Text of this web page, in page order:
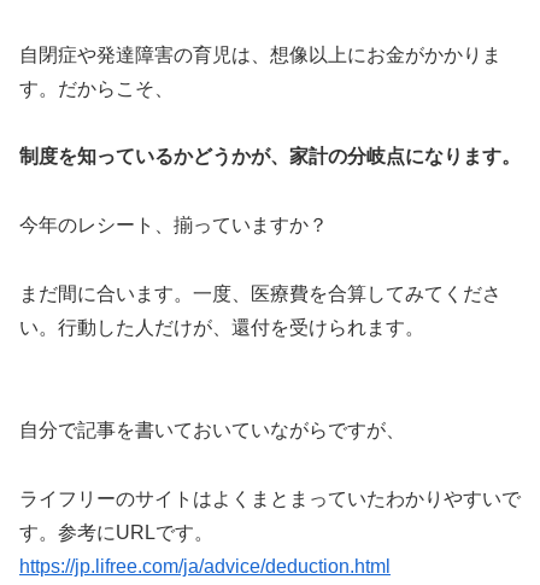
自閉症や発達障害の育児は、想像以上にお金がかかりま
す。だからこそ、
制度を知っているかどうかが、家計の分岐点になります。
今年のレシート、揃っていますか？
まだ間に合います。一度、医療費を合算してみてくださ
い。行動した人だけが、還付を受けられます。
自分で記事を書いておいていながらですが、
ライフリーのサイトはよくまとまっていたわかりやすいで
す。参考にURLです。
https://jp.lifree.com/ja/advice/deduction.html